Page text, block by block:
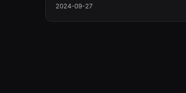
2024-09-27